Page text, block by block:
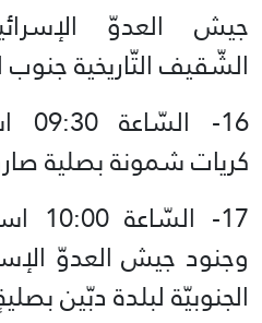
جيش العدوّ
الشّقيف التّاريخية جنوب
كريات شمونة بصلية
وجنود جيش العدوّ
الجنوبيّة لبلدة دبّين